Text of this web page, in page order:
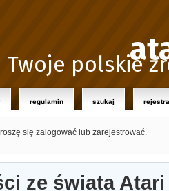
Twoje polskie
regulamin szukaj
się zalogować lub zarejestrować.
ze świata Atari